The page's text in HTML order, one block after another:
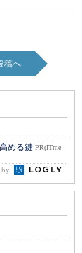
稿へ
める鍵 PR(ITme
by